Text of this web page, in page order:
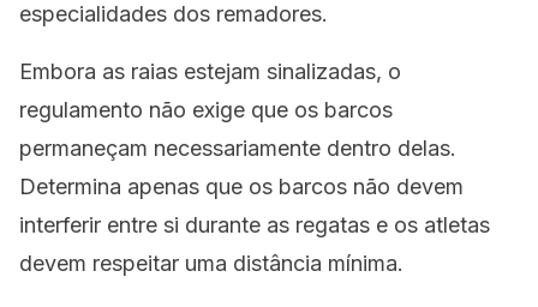
especialidades dos remadores.
Embora as raias estejam sinalizadas, o
regulamento não exige que os barcos
permaneçam necessariamente dentro delas.
Determina apenas que os barcos não devem
interferir entre si durante as regatas e os atletas
devem respeitar uma distância mínima.